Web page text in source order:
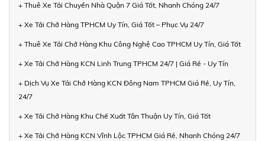
+ Thuê Xe Tải Chuyển Nhà Quận 7 Giá Tốt, Nhanh Chóng 24/7
+ Xe Tải Chở Hàng TPHCM Uy Tín, Giá Tốt – Phục Vụ 24/7
+ Thuê Xe Tải Chở Hàng Khu Công Nghệ Cao TPHCM Uy Tín, Giá Tốt
+ Xe Tải Chở Hàng KCN Linh Trung TPHCM 24/7 | Giá Rẻ - Uy Tín
+ Dịch Vụ Xe Tải Chở Hàng KCN Đông Nam TPHCM Giá Rẻ, Uy Tín,
24/7
+ Xe Tải Chở Hàng Khu Chế Xuất Tân Thuận Uy Tín, Giá Tốt
+ Xe Tải Chở Hàng KCN Vĩnh Lộc TPHCM Giá Rẻ, Nhanh Chóng 24/7